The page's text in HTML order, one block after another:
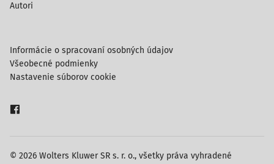
Autori
© 2026 Wolters Kluwer SR s. r. o., všetky práva vyhradené
Informácie o spracovaní osobných údajov
Všeobecné podmienky
Nastavenie súborov cookie